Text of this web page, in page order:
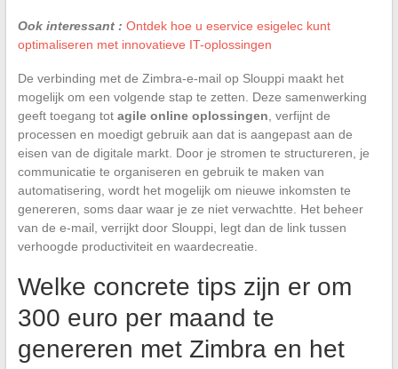
Ook interessant : Ontdek hoe u eservice esigelec kunt
optimaliseren met innovatieve IT-oplossingen
De verbinding met de Zimbra-e-mail op Slouppi maakt het
mogelijk om een volgende stap te zetten. Deze samenwerking
geeft toegang tot agile online oplossingen , verfijnt de
processen en moedigt gebruik aan dat is aangepast aan de
eisen van de digitale markt. Door je stromen te structureren, je
communicatie te organiseren en gebruik te maken van
automatisering, wordt het mogelijk om nieuwe inkomsten te
genereren, soms daar waar je ze niet verwachtte. Het beheer
van de e-mail, verrijkt door Slouppi, legt dan de link tussen
verhoogde productiviteit en waardecreatie.
Welke concrete tips zijn er om
300 euro per maand te
genereren met Zimbra en het